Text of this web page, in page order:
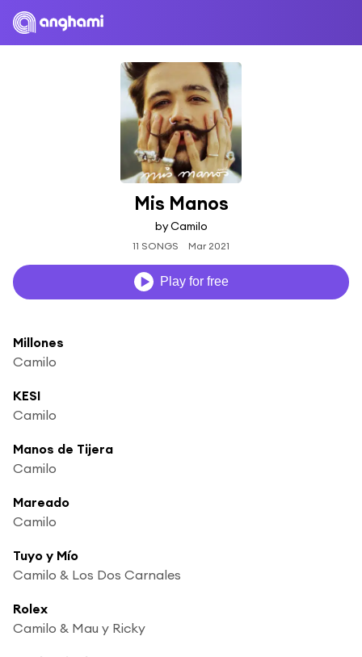
Mis Manos
by Camilo
11 SONGS Mar 2021
Play for free
Millones
Camilo
KESI
Camilo
Manos de Tijera
Camilo
Mareado
Camilo
Tuyo y Mío
Camilo & Los Dos Carnales
Rolex
Camilo & Mau y Ricky